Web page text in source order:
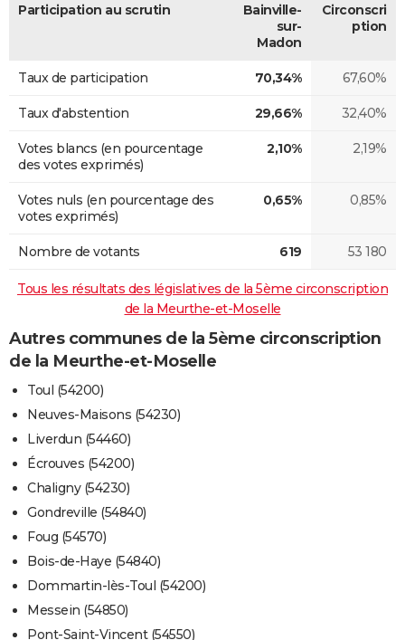
Participation au scrutin
Bainville-
sur-
Madon
Circonscri
ption
Taux de participation 70,34% 67,60%
Taux d'abstention 29,66% 32,40%
Votes blancs (en pourcentage
des votes exprimés)
2,10% 2,19%
Votes nuls (en pourcentage des
votes exprimés)
0,65% 0,85%
Nombre de votants 619 53 180
Tous les résultats des législatives de la 5ème circonscription
de la Meurthe-et-Moselle
Autres communes de la 5ème circonscription
de la Meurthe-et-Moselle
Toul (54200)
Neuves-Maisons (54230)
Liverdun (54460)
Écrouves (54200)
Chaligny (54230)
Gondreville (54840)
Foug (54570)
Bois-de-Haye (54840)
Dommartin-lès-Toul (54200)
Messein (54850)
Pont-Saint-Vincent (54550)